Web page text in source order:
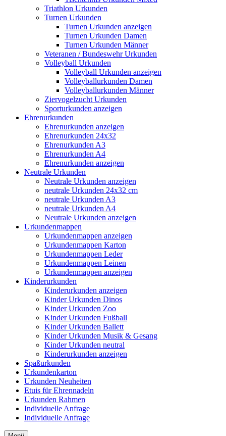
Triathlon Urkunden
Turnen Urkunden
Turnen Urkunden anzeigen
Turnen Urkunden Damen
Turnen Urkunden Männer
Veteranen / Bundeswehr Urkunden
Volleyball Urkunden
Volleyball Urkunden anzeigen
Volleyballurkunden Damen
Volleyballurkunden Männer
Ziervogelzucht Urkunden
Sporturkunden anzeigen
Ehrenurkunden
Ehrenurkunden anzeigen
Ehrenurkunden 24x32
Ehrenurkunden A3
Ehrenurkunden A4
Ehrenurkunden anzeigen
Neutrale Urkunden
Neutrale Urkunden anzeigen
neutrale Urkunden 24x32 cm
neutrale Urkunden A3
neutrale Urkunden A4
Neutrale Urkunden anzeigen
Urkundenmappen
Urkundenmappen anzeigen
Urkundenmappen Karton
Urkundenmappen Leder
Urkundenmappen Leinen
Urkundenmappen anzeigen
Kinderurkunden
Kinderurkunden anzeigen
Kinder Urkunden Dinos
Kinder Urkunden Zoo
Kinder Urkunden Fußball
Kinder Urkunden Ballett
Kinder Urkunden Musik & Gesang
Kinder Urkunden neutral
Kinderurkunden anzeigen
Spaßurkunden
Urkundenkarton
Urkunden Neuheiten
Etuis für Ehrennadeln
Urkunden Rahmen
Individuelle Anfrage
Individuelle Anfrage